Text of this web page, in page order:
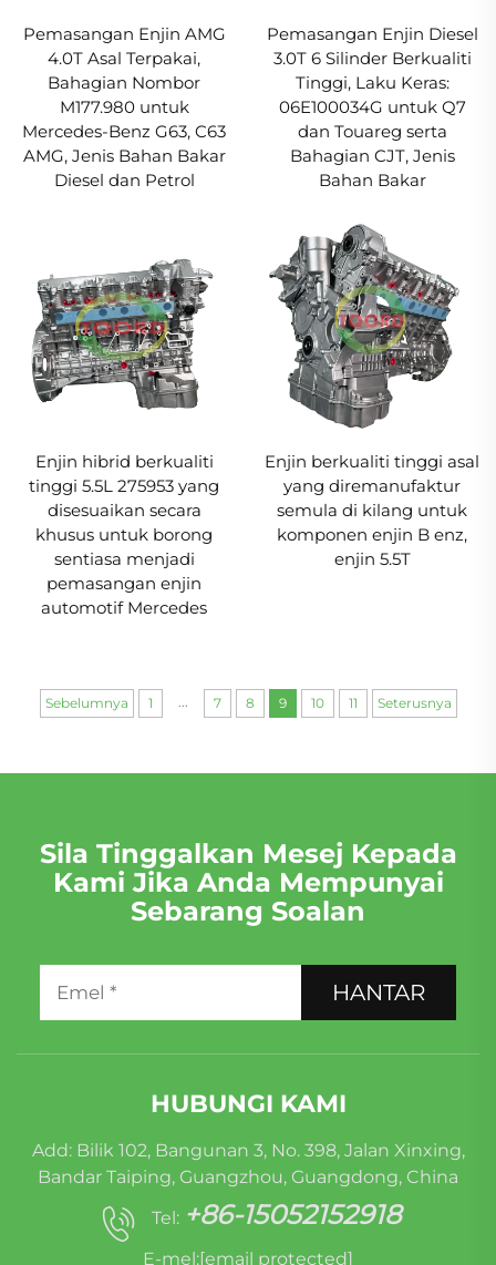
Pemasangan Enjin AMG
4.0T Asal Terpakai,
Bahagian Nombor
M177.980 untuk
Mercedes-Benz G63, C63
AMG, Jenis Bahan Bakar
Diesel dan Petrol
Pemasangan Enjin Diesel
3.0T 6 Silinder Berkualiti
Tinggi, Laku Keras:
06E100034G untuk Q7
dan Touareg serta
Bahagian CJT, Jenis
Bahan Bakar
Enjin hibrid berkualiti
tinggi 5.5L 275953 yang
disesuaikan secara
khusus untuk borong
sentiasa menjadi
pemasangan enjin
automotif Mercedes
Enjin berkualiti tinggi asal
yang diremanufaktur
semula di kilang untuk
komponen enjin B enz,
enjin 5.5T
Sebelumnya 1 ... 7 8 9 10 11 Seterusnya
Sila Tinggalkan Mesej Kepada
Kami Jika Anda Mempunyai
Sebarang Soalan
HANTAR
HUBUNGI KAMI
Add: Bilik 102, Bangunan 3, No. 398, Jalan Xinxing,
Bandar Taiping, Guangzhou, Guangdong, China
Tel: +86-15052152918
E-mel:[email protected]